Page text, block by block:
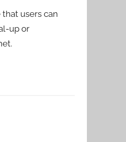
users can
up or